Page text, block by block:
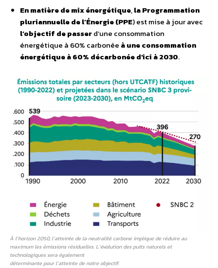
En matière de mix énergétique,la Programmation
pluriannuelle de l’Énergie (PPE) est mise à jour avec
l’objectif de passerd’une consommation
énergétique à 60% carbonée à une consommation
énergétique à 60% décarbonée d’ici à 2030.
À l’horizon 2050, l’atteinte de la neutralité carbone implique de réduire au
maximum les émissions résiduelles. L’évolution des puits naturels et
technologiques sera également
déterminante pour l’atteinte de notre objectif.